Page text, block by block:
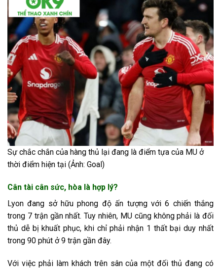
Sự chắc chắn của hàng thủ lại đang là điểm tựa của MU ở
thời điểm hiện tại (Ảnh: Goal)
Cân tài cân sức, hòa là hợp lý?
Lyon đang sở hữu phong độ ấn tượng với 6 chiến thắng
trong 7 trận gần nhất. Tuy nhiên, MU cũng không phải là đối
thủ dễ bị khuất phục, khi chỉ phải nhận 1 thất bại duy nhất
trong 90 phút ở 9 trận gần đây.
Với việc phải làm khách trên sân của một đối thủ đang có